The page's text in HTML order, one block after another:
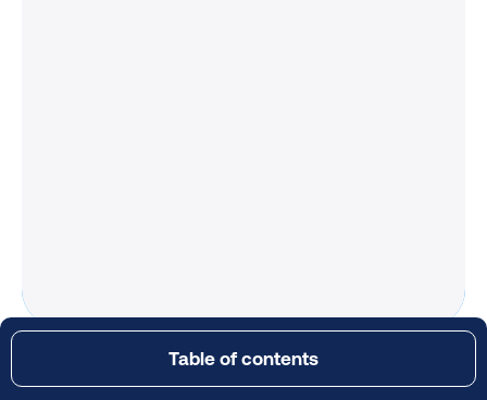
DHL GoGreen: Darum ist der Service relevant!
Table of contents